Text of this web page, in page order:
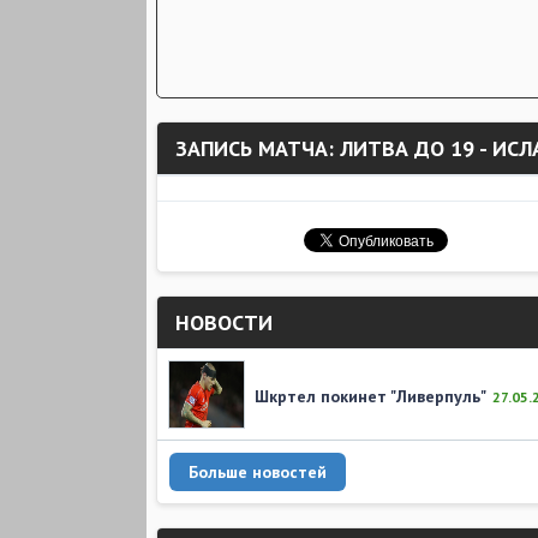
ЗАПИСЬ МАТЧА: ЛИТВА ДО 19 -
НОВОСТИ
Шкртел покинет "Ливерпуль"
Больше новостей